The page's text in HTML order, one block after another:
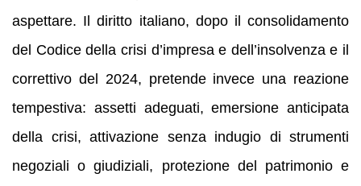
aspettare. Il diritto italiano, dopo il consolidamento
del Codice della crisi d’impresa e dell’insolvenza e il
correttivo del 2024, pretende invece una reazione
tempestiva: assetti adeguati, emersione anticipata
della crisi, attivazione senza indugio di strumenti
negoziali o giudiziali, protezione del patrimonio e